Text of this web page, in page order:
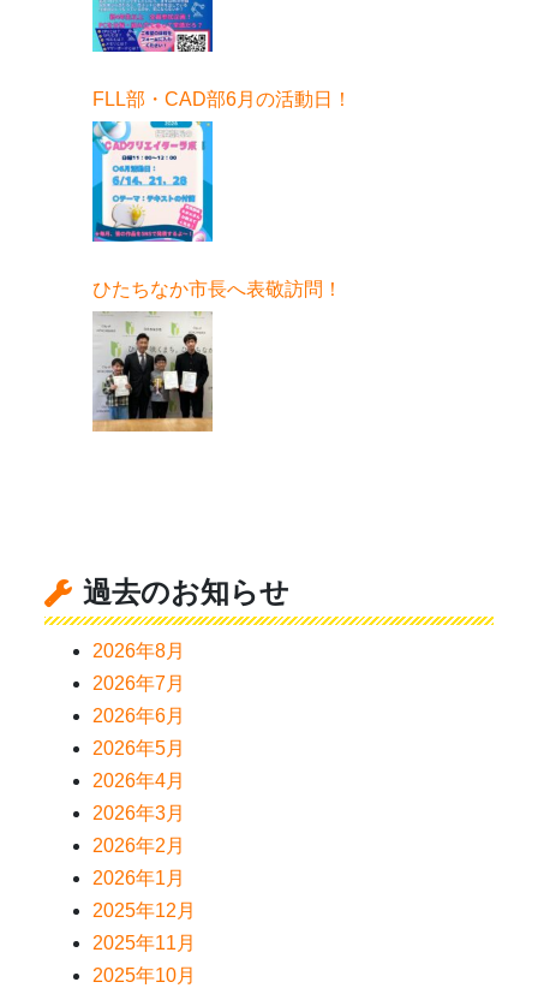
FLL部・CAD部6月の活動日！
ひたちなか市長へ表敬訪問！
過去のお知らせ
2026年8月
2026年7月
2026年6月
2026年5月
2026年4月
2026年3月
2026年2月
2026年1月
2025年12月
2025年11月
2025年10月